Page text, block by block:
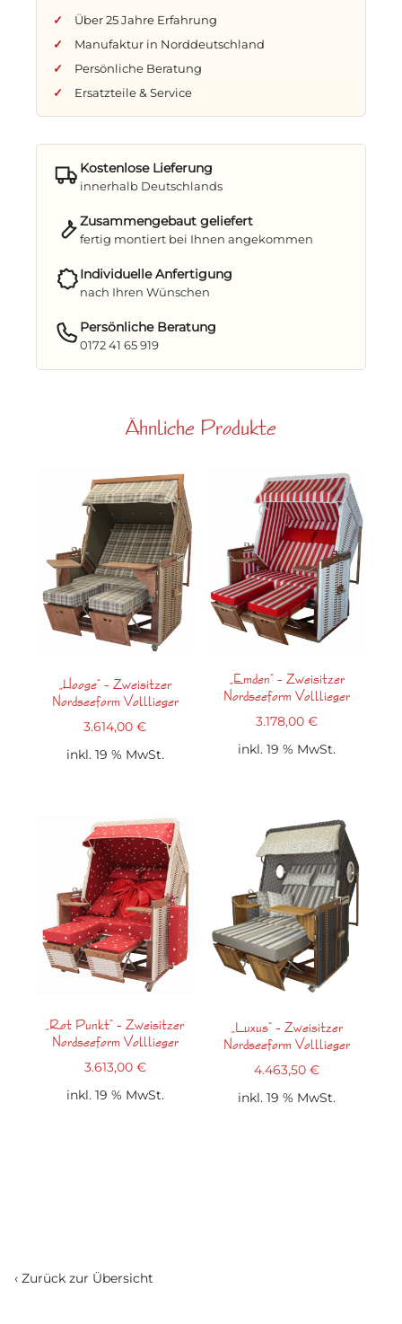
für Ihre Getränke, Snacks oder das
Lieblingsbuch
Volllieger-Funktion mit
Rückholmechanik
für entspanntes Liegen
individuell anpassbar an Ihre Bedürfnisse
Praktisch & mobil
Gartenfahrrollen– für einfaches
Verschieben und flexibles Aufstellen
Passgenaue Schutzhülle inklusive
schützt Ihren Strandkorb zuverlässig bei
Nichtgebrauch
Seele baumeln zu lassen und die Nordsee
direkt vor Ihrer Haustür zu spüren.
Ein Ort, an dem Sie abschalten, genießen und
gemeinsam mit Ihren Liebsten die schönsten
Momente erleben können.
Jetzt entdecken und Ihr persönliches
Küstenparadies sichern!
Über 25 Jahre Erfahrung
Manufaktur in Norddeutschland
Persönliche Beratung
Ersatzteile & Service
Kostenlose Lieferung
innerhalb Deutschlands
Zusammengebaut geliefert
fertig montiert bei Ihnen angekommen
Individuelle Anfertigung
nach Ihren Wünschen
Persönliche Beratung
0172 41 65 919
Ähnliche Produkte
„Hooge“ – Zweisitzer
Nordseeform Volllieger
3.614,00€
inkl. 19 % MwSt.
„Emden“ – Zweisitzer
Nordseeform Volllieger
3.178,00€
inkl. 19 % MwSt.
„Rot Punkt“ – Zweisitzer
Nordseeform Volllieger
3.613,00 €
inkl. 19 % MwSt.
„Luxus“ – Zweisitzer
Nordseeform Volllieger
4.463,50€
inkl. 19 % MwSt.
‹ Zurück zur Übersicht